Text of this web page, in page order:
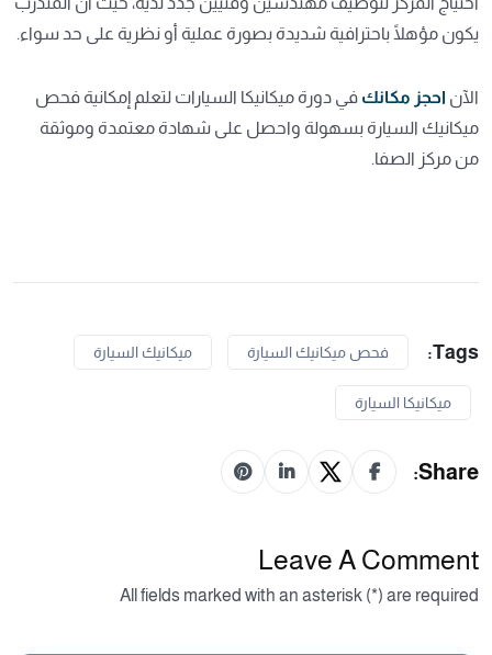
يكون مؤهلًا باحترافية شديدة بصورة عملية أو نظرية على حد سواء.
الآن احجز مكانك في دورة ميكانيكا السيارات لتعلم إمكانية فحص
ميكانيك السيارة بسهولة واحصل على شهادة معتمدة وموثقة
من مركز الصفا.
Tags: فحص ميكانيك السيارة ميكانيك السيارة
ميكانيكا السيارة
Share:
Leave A Comment
All fields marked with an asterisk (*) are required